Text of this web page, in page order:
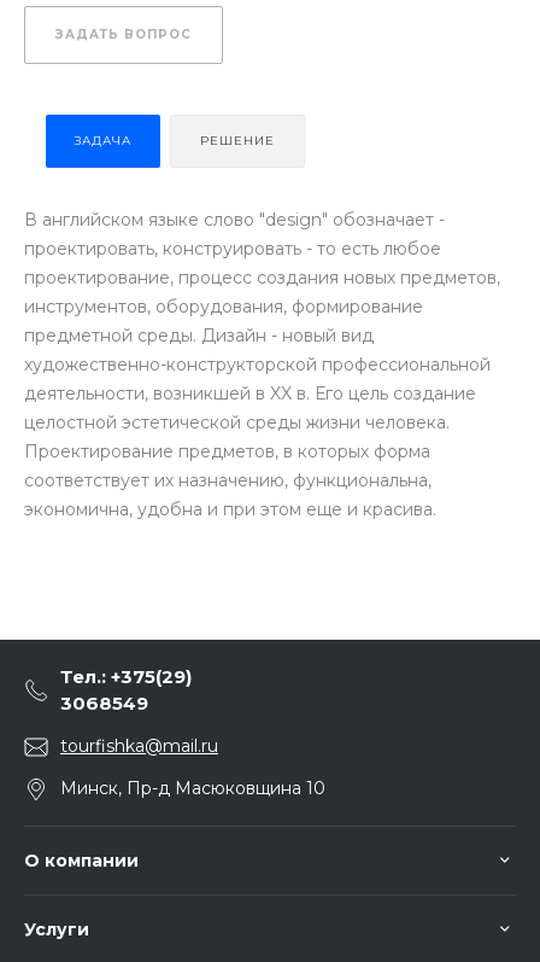
ЗАДАТЬ ВОПРОС
ЗАДАЧА РЕШЕНИЕ
В английском языке слово "design" обозначает -
проектировать, конструировать - то есть любое
проектирование, процесс создания новых предметов,
инструментов, оборудования, формирование
предметной среды. Дизайн - новый вид
художественно-конструкторской профессиональной
деятельности, возникшей в XX в. Его цель создание
целостной эстетической среды жизни человека.
Проектирование предметов, в которых форма
соответствует их назначению, функциональна,
экономична, удобна и при этом еще и красива.
Тел.: +375(29)
3068549
tourfishka@mail.ru
Минск, Пр-д Масюковщина 10
О компании
Услуги